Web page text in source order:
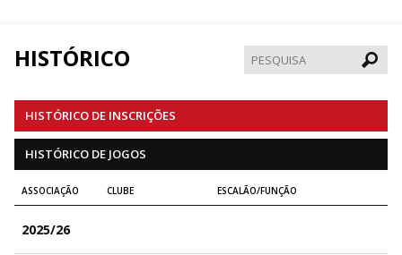
HISTÓRICO
HISTÓRICO DE INSCRIÇÕES
HISTÓRICO DE JOGOS
ASSOCIAÇÃO CLUBE ESCALÃO/FUNÇÃO
2025/26